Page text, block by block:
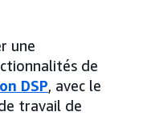
une
de
DSP, avec le
travail de